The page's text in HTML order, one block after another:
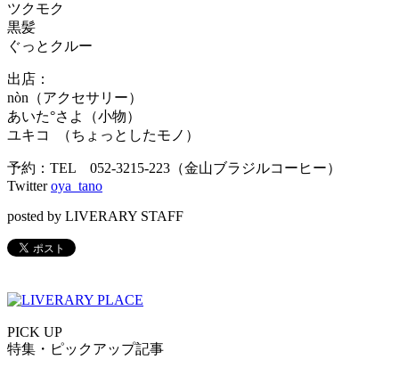
ツクモク
黒髪
ぐっとクルー
出店：
nòn（アクセサリー）
あいた°さよ（小物）
ユキコ （ちょっとしたモノ）
予約：TEL 052-3215-223（金山ブラジルコーヒー）
Twitteroya_tano
posted by LIVERARY STAFF
PICK UP
特集・ピックアップ記事